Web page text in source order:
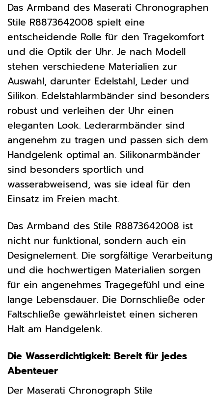
Das Armband des Maserati Chronographen
Stile R8873642008 spielt eine
entscheidende Rolle für den Tragekomfort
und die Optik der Uhr. Je nach Modell
stehen verschiedene Materialien zur
Auswahl, darunter Edelstahl, Leder und
Silikon. Edelstahlarmbänder sind besonders
robust und verleihen der Uhr einen
eleganten Look. Lederarmbänder sind
angenehm zu tragen und passen sich dem
Handgelenk optimal an. Silikonarmbänder
sind besonders sportlich und
wasserabweisend, was sie ideal für den
Einsatz im Freien macht.
Das Armband des Stile R8873642008 ist
nicht nur funktional, sondern auch ein
Designelement. Die sorgfältige Verarbeitung
und die hochwertigen Materialien sorgen
für ein angenehmes Tragegefühl und eine
lange Lebensdauer. Die Dornschließe oder
Faltschließe gewährleistet einen sicheren
Halt am Handgelenk.
Die Wasserdichtigkeit: Bereit für jedes
Abenteuer
Der Maserati Chronograph Stile